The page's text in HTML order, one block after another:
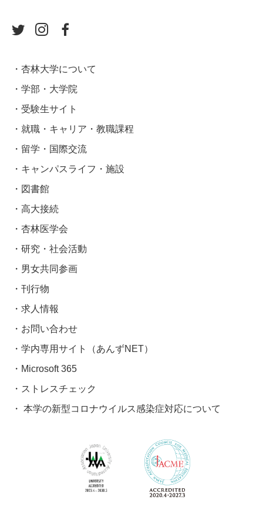
杏林大学について
学部・大学院
受験生サイト
就職・キャリア・教職課程
留学・国際交流
キャンパスライフ・施設
図書館
高大接続
杏林医学会
研究・社会活動
男女共同参画
刊行物
求人情報
お問い合わせ
学内専用サイト（あんずNET）
Microsoft 365
ストレスチェック
本学の新型コロナウイルス感染症対応について